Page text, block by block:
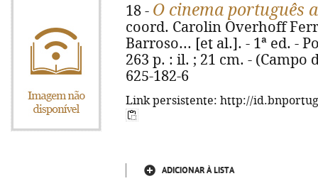
18 - O cinema português
coord. Carolin Overhoff
Barroso... [et al.]. - 1ª ed. -
263 p. : il. ; 21 cm. - (Campo
625-182-6
Link persistente: http://
ADICIONAR À LISTA